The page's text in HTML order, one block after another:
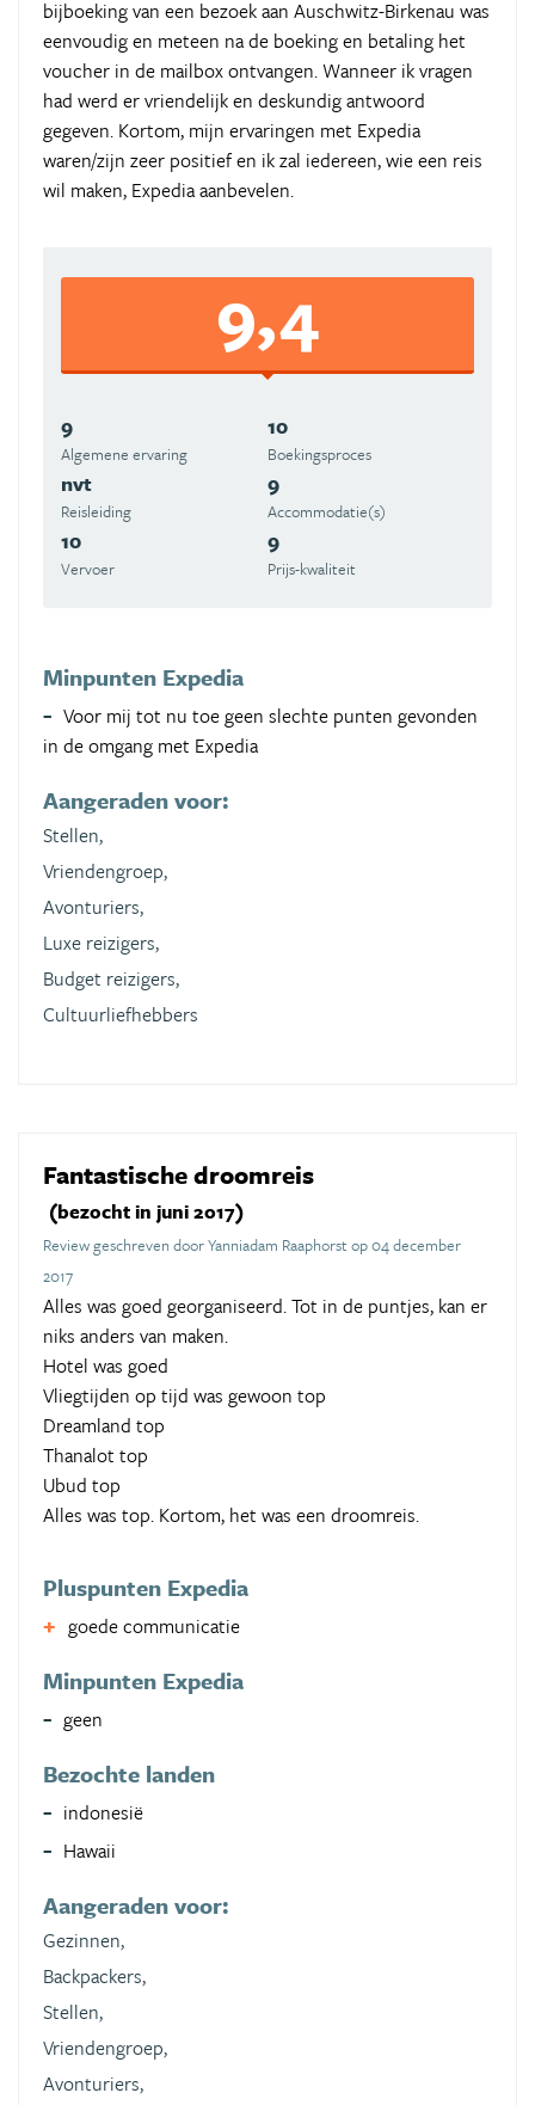
bijboeking van een bezoek aan Auschwitz-Birkenau was
eenvoudig en meteen na de boeking en betaling het
voucher in de mailbox ontvangen. Wanneer ik vragen
had werd er vriendelijk en deskundig antwoord
gegeven. Kortom, mijn ervaringen met Expedia
waren/zijn zeer positief en ik zal iedereen, wie een reis
wil maken, Expedia aanbevelen.
9,4
9
Algemene ervaring
10
Boekingsproces
nvt
Reisleiding
9
Accommodatie(s)
10
Vervoer
9
Prijs-kwaliteit
Minpunten Expedia
Voor mij tot nu toe geen slechte punten gevonden
in de omgang met Expedia
Aangeraden voor:
Stellen,
Vriendengroep,
Avonturiers,
Luxe reizigers,
Budget reizigers,
Cultuurliefhebbers
Fantastische droomreis
(bezocht in juni 2017)
Review geschreven door Yanniadam Raaphorst op 04 december
2017
Alles was goed georganiseerd. Tot in de puntjes, kan er
niks anders van maken.
Hotel was goed
Vliegtijden op tijd was gewoon top
Dreamland top
Thanalot top
Ubud top
Alles was top. Kortom, het was een droomreis.
Pluspunten Expedia
goede communicatie
Minpunten Expedia
geen
Bezochte landen
indonesië
Hawaii
Aangeraden voor:
Gezinnen,
Backpackers,
Stellen,
Vriendengroep,
Avonturiers,